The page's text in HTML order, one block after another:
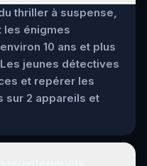
thriller à suspense,
les énigmes
10 ans et plus
jeunes détectives
et repérer les
sur 2 appareils et